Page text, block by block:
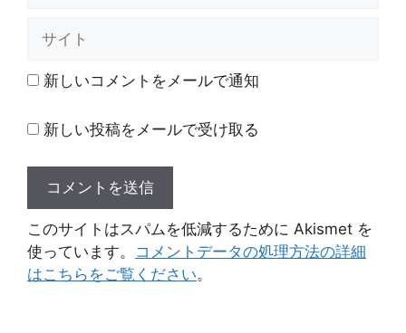
ト 新しいコメントをメールで通知
新しい投稿をメールで受け取る
このサイトはスパムを低減するために Akismet を
使っています。 コメントデータの処理方法の詳細
はこちらをご覧ください。